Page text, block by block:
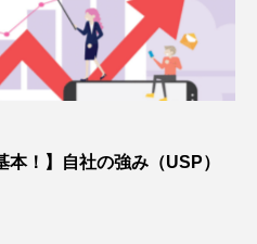
本！】自社の強み（USP）